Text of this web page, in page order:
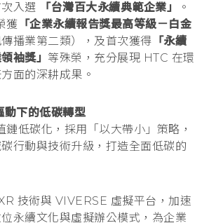
入選
「台灣百大永續典範企業」
。
獲 「企業永續報告獎最高等級－白金
傳播業第二類），及首次獲得 「永續
袖獎」 等殊榮，充分展現 HTC 在環
面的深耕成果。
動下的低碳轉型
鏈低碳化，採用「以大帶小」策略，
行動與技術升級，打造全面低碳的
技術與 VIVERSE 虛擬平台，加速
永續文化與虛擬辦公模式，為企業